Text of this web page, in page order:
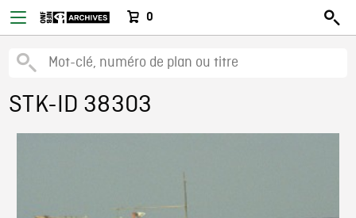
0
STK-ID 38303